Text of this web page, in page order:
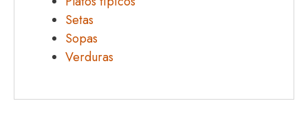
Setas
Sopas
Verduras